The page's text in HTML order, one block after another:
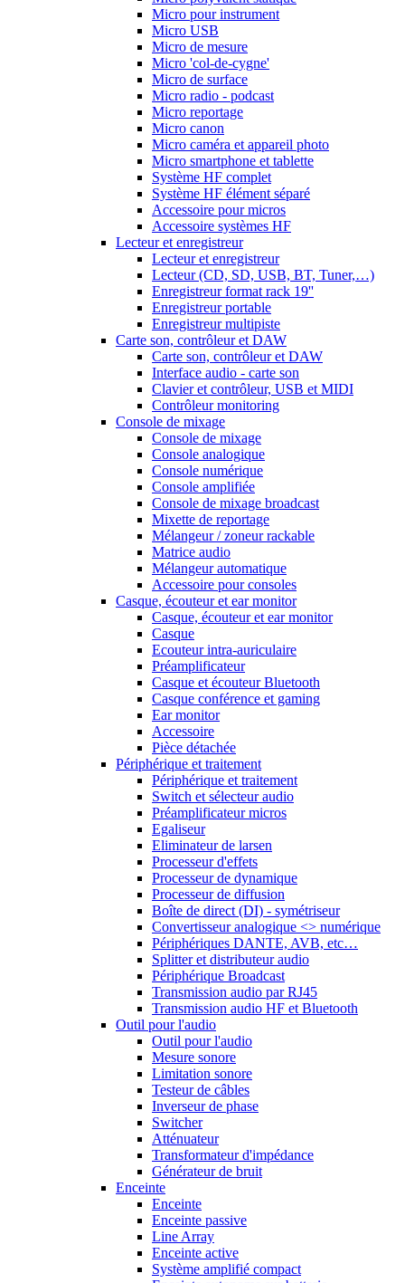
Micro pour instrument
Micro USB
Micro de mesure
Micro 'col-de-cygne'
Micro de surface
Micro radio - podcast
Micro reportage
Micro canon
Micro caméra et appareil photo
Micro smartphone et tablette
Système HF complet
Système HF élément séparé
Accessoire pour micros
Accessoire systèmes HF
Lecteur et enregistreur
Lecteur et enregistreur
Lecteur (CD, SD, USB, BT, Tuner,…)
Enregistreur format rack 19''
Enregistreur portable
Enregistreur multipiste
Carte son, contrôleur et DAW
Carte son, contrôleur et DAW
Interface audio - carte son
Clavier et contrôleur, USB et MIDI
Contrôleur monitoring
Console de mixage
Console de mixage
Console analogique
Console numérique
Console amplifiée
Console de mixage broadcast
Mixette de reportage
Mélangeur / zoneur rackable
Matrice audio
Mélangeur automatique
Accessoire pour consoles
Casque, écouteur et ear monitor
Casque, écouteur et ear monitor
Casque
Ecouteur intra-auriculaire
Préamplificateur
Casque et écouteur Bluetooth
Casque conférence et gaming
Ear monitor
Accessoire
Pièce détachée
Périphérique et traitement
Périphérique et traitement
Switch et sélecteur audio
Préamplificateur micros
Egaliseur
Eliminateur de larsen
Processeur d'effets
Processeur de dynamique
Processeur de diffusion
Boîte de direct (DI) - symétriseur
Convertisseur analogique <> numérique
Périphériques DANTE, AVB, etc…
Splitter et distributeur audio
Périphérique Broadcast
Transmission audio par RJ45
Transmission audio HF et Bluetooth
Outil pour l'audio
Outil pour l'audio
Mesure sonore
Limitation sonore
Testeur de câbles
Inverseur de phase
Switcher
Atténuateur
Transformateur d'impédance
Générateur de bruit
Enceinte
Enceinte
Enceinte passive
Line Array
Enceinte active
Système amplifié compact